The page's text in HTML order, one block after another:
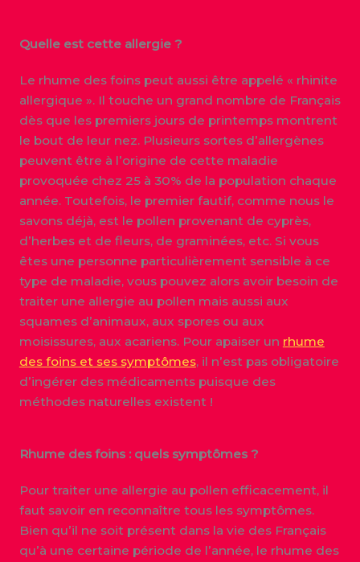
Quelle est cette allergie ?
Le rhume des foins peut aussi être appelé « rhinite
allergique ». Il touche un grand nombre de Français
dès que les premiers jours de printemps montrent
le bout de leur nez. Plusieurs sortes d’allergènes
peuvent être à l’origine de cette maladie
provoquée chez 25 à 30% de la population chaque
année. Toutefois, le premier fautif, comme nous le
savons déjà, est le pollen provenant de cyprès,
d’herbes et de fleurs, de graminées, etc. Si vous
êtes une personne particulièrement sensible à ce
type de maladie, vous pouvez alors avoir besoin de
traiter une allergie au pollen mais aussi aux
squames d’animaux, aux spores ou aux
moisissures, aux acariens. Pour apaiser un rhume
des foins et ses symptômes, il n’est pas obligatoire
d’ingérer des médicaments puisque des
méthodes naturelles existent !
Rhume des foins : quels symptômes ?
Pour traiter une allergie au pollen efficacement, il
faut savoir en reconnaître tous les symptômes.
Bien qu’il ne soit présent dans la vie des Français
qu’à une certaine période de l’année, le rhume des